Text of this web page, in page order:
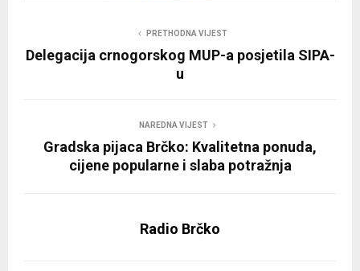
PRETHODNA VIJEST
Delegacija crnogorskog MUP-a posjetila SIPA-
u
NAREDNA VIJEST
Gradska pijaca Brčko: Kvalitetna ponuda,
cijene popularne i slaba potražnja
Radio Brčko